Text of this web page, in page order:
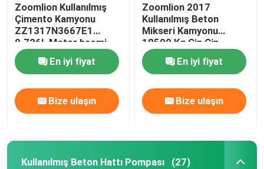
Zoomlion Kullanılmış
Çimento Kamyonu
ZZ1317N3667E1
9.726L Motor hacmi
En iyi fiyat
Bize ulaşın
Zoomlion 2017
Kullanılmış Beton
Mikseri Kamyonu
18500 Kg Çin Çin
D10.38-50
En iyi fiyat
Bize ulaşın
Kullanılmış Beton Hattı Pompası (27)